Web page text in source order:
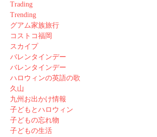
Trading
Trending
グアム家族旅行
コストコ福岡
スカイプ
バレンタインデー
バレンタインデー
ハロウィンの英語の歌
久山
九州お出かけ情報
子どもとハロウィン
子どもの忘れ物
子どもの生活